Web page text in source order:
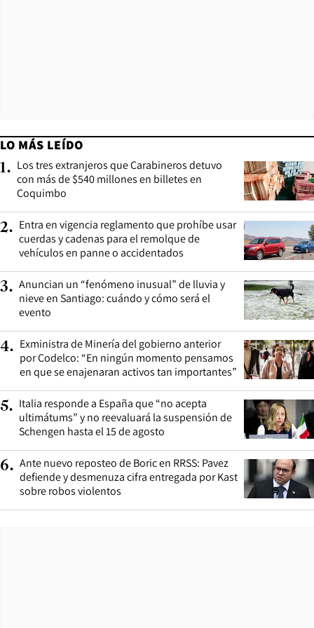
LO MÁS LEÍDO
1. Los tres extranjeros que Carabineros detuvo
con más de $540 millones en billetes en
Coquimbo
2. Entra en vigencia reglamento que prohíbe usar
cuerdas y cadenas para el remolque de
vehículos en panne o accidentados
3. Anuncian un “fenómeno inusual” de lluvia y
nieve en Santiago: cuándo y cómo será el
evento
4. Exministra de Minería del gobierno anterior
por Codelco: “En ningún momento pensamos
en que se enajenaran activos tan importantes”
5. Italia responde a España que “no acepta
ultimátums” y no reevaluará la suspensión de
Schengen hasta el 15 de agosto
6. Ante nuevo reposteo de Boric en RRSS: Pavez
defiende y desmenuza cifra entregada por Kast
sobre robos violentos